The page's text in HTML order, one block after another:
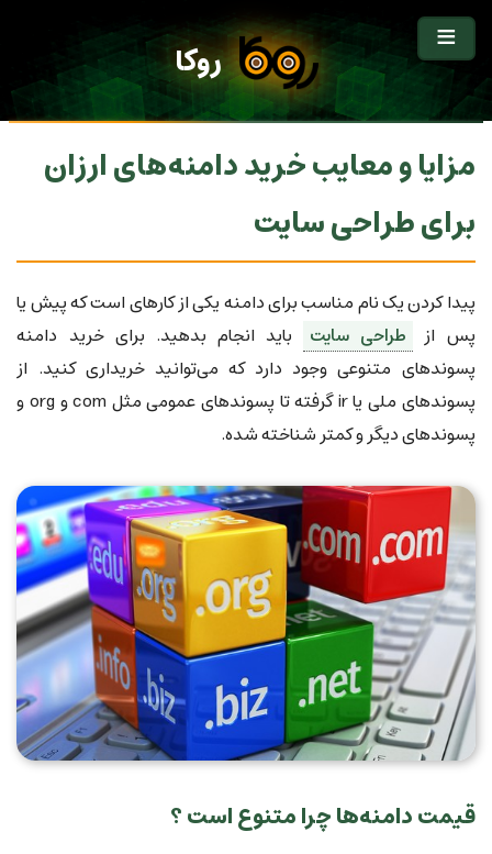
روکا
مزایا و معایب خرید دامنه‌های ارزان
برای طراحی سایت
پیدا کردن یک نام مناسب برای دامنه یکی از کارهای است که پیش یا
پس از
طراحی سایت
باید انجام بدهید. برای خرید دامنه
پسوندهای متنوعی وجود دارد که می‌توانید خریداری کنید. از
پسوندهای ملی یا ir گرفته تا پسوندهای عمومی مثل com و org و
پسوندهای دیگر و کمتر شناخته شده.
قیمت دامنه‌ها چرا متنوع است ؟